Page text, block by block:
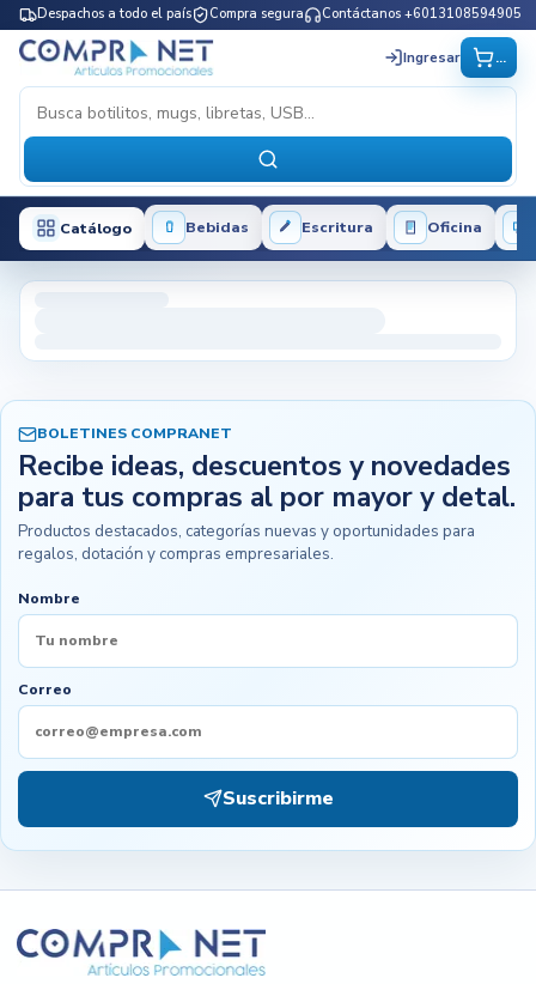
Despachos a todo el país Compra segura Contáctanos +6013108594905
Ingresar ...
Catálogo Bebidas Escritura Oficina
BOLETINES COMPRANET
Recibe ideas, descuentos y novedades
para tus compras al por mayor y detal.
Productos destacados, categorías nuevas y oportunidades para
regalos, dotación y compras empresariales.
Nombre
Correo
Suscribirme